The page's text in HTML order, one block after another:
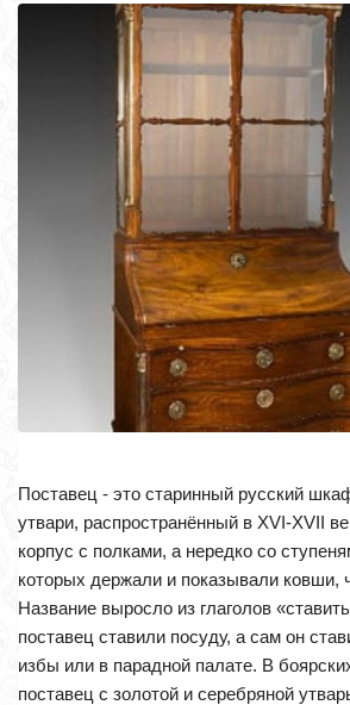
Поставец - это старинный русский
утвари, распространённый в XVI-XVII
корпус с полками, а нередко со
которых держали и показывали ковши,
Название выросло из глаголов
поставец ставили посуду, а сам он
избы или в парадной палате. В
поставец с золотой и серебряной